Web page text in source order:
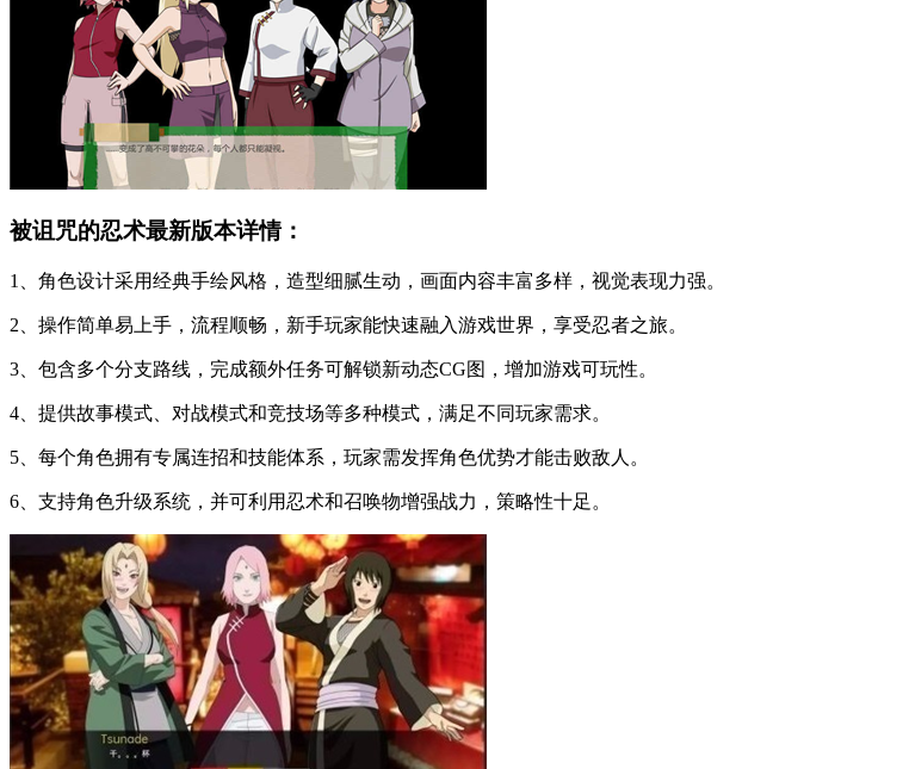
被诅咒的忍术最新版本详情：
1、角色设计采用经典手绘风格，造型细腻生动，画面内容丰富多样，视觉表现力强。
2、操作简单易上手，流程顺畅，新手玩家能快速融入游戏世界，享受忍者之旅。
3、包含多个分支路线，完成额外任务可解锁新动态CG图，增加游戏可玩性。
4、提供故事模式、对战模式和竞技场等多种模式，满足不同玩家需求。
5、每个角色拥有专属连招和技能体系，玩家需发挥角色优势才能击败敌人。
6、支持角色升级系统，并可利用忍术和召唤物增强战力，策略性十足。